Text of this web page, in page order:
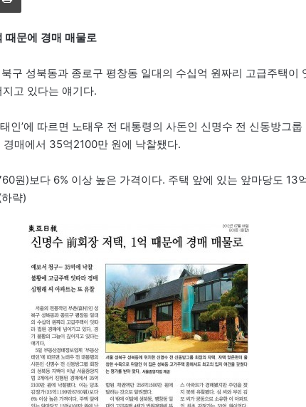
때문에 경매 매물로
구 성북동과 종로구 평창동 일대의 수십억 원짜리 고급주택이
고 있다는 얘기다.
인’에 따르면 노태우 전 대통령의 사돈인 신명수 전 신동방그
매에서 35억2100만 원에 낙찰됐다.
원)보다 6% 이상 높은 가격이다. 주택 앞에 있는 앞마당도 13
략)